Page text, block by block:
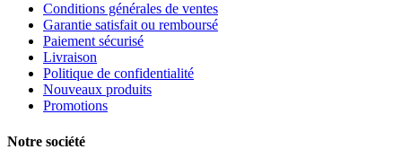
Conditions générales de ventes
Garantie satisfait ou remboursé
Paiement sécurisé
Livraison
Politique de confidentialité
Nouveaux produits
Promotions
Notre société